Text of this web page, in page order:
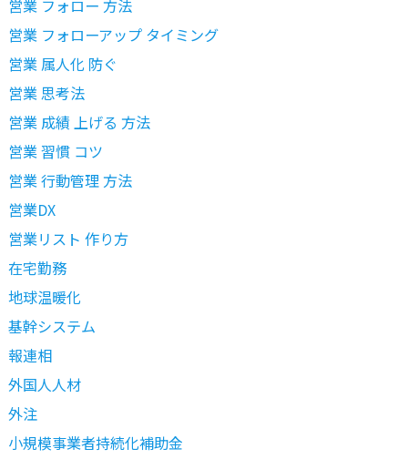
営業 フォロー 方法
営業 フォローアップ タイミング
営業 属人化 防ぐ
営業 思考法
営業 成績 上げる 方法
営業 習慣 コツ
営業 行動管理 方法
営業DX
営業リスト 作り方
在宅勤務
地球温暖化
基幹システム
報連相
外国人人材
外注
小規模事業者持続化補助金